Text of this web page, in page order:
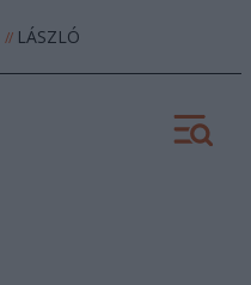
//LÁSZLÓ